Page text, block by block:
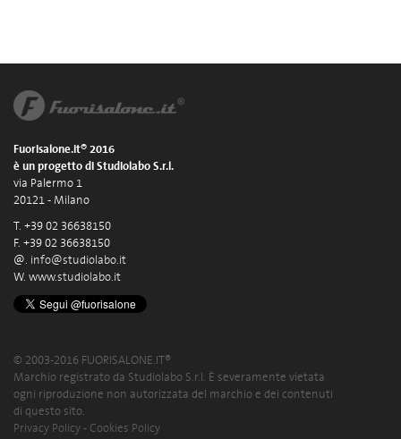
Fuorisalone.it® 2016
è un progetto di Studiolabo S.r.l.
via Palermo 1
20121 - Milano
T. +39 02 36638150
F. +39 02 36638150
@. info@studiolabo.it
W. www.studiolabo.it
© 2003-2016 FUORISALONE.IT®
Marchio registrato da Studiolabo S.r.l. È severamente vietata
ogni riproduzione non autorizzata del marchio e dei contenuti
di questo sito.
Privacy Policy - Cookies Policy